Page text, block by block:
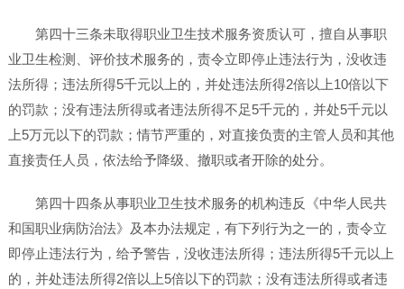
第四十三条未取得职业卫生技术服务资质认可，擅自从事职
业卫生检测、评价技术服务的，责令立即停止违法行为，没收违
法所得；违法所得5千元以上的，并处违法所得2倍以上10倍以下
的罚款；没有违法所得或者违法所得不足5千元的，并处5千元以
上5万元以下的罚款；情节严重的，对直接负责的主管人员和其他
直接责任人员，依法给予降级、撤职或者开除的处分。
第四十四条从事职业卫生技术服务的机构违反《中华人民共
和国职业病防治法》及本办法规定，有下列行为之一的，责令立
即停止违法行为，给予警告，没收违法所得；违法所得5千元以上
的，并处违法所得2倍以上5倍以下的罚款；没有违法所得或者违